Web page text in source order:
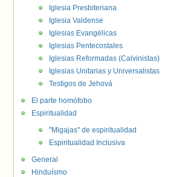
Iglesia Presbiteriana
Iglesia Valdense
Iglesias Evangélicas
Iglesias Pentecostales
Iglesias Reformadas (Calvinistas)
Iglesias Unitarias y Universalistas
Testigos de Jehová
El parte homófobo
Espiritualidad
"Migajas" de espiritualidad
Espiritualidad Inclusiva
General
Hinduísmo